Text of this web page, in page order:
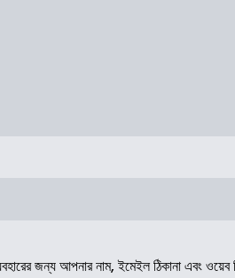
জন্য আপনার নাম, ইমেইল ঠিকানা এবং